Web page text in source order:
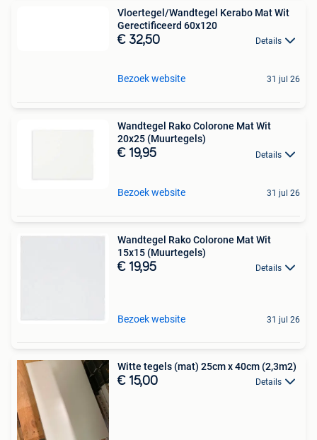
Vloertegel/Wandtegel Kerabo Mat Wit
Gerectificeerd 60x120
€ 32,50 Details
Bezoek website 31 jul 26
Wandtegel Rako Colorone Mat Wit
20x25 (Muurtegels)
€ 19,95 Details
Bezoek website 31 jul 26
Wandtegel Rako Colorone Mat Wit
15x15 (Muurtegels)
€ 19,95 Details
Bezoek website 31 jul 26
Witte tegels (mat) 25cm x 40cm (2,3m2)
€ 15,00 Details